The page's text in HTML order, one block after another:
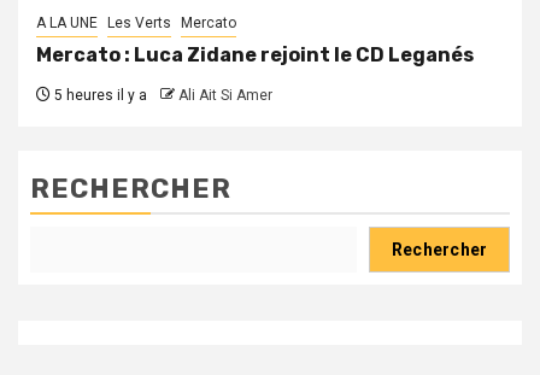
A LA UNE Les Verts Mercato
Mercato : Luca Zidane rejoint le CD Leganés
5 heures il y a Ali Ait Si Amer
RECHERCHER
Rechercher